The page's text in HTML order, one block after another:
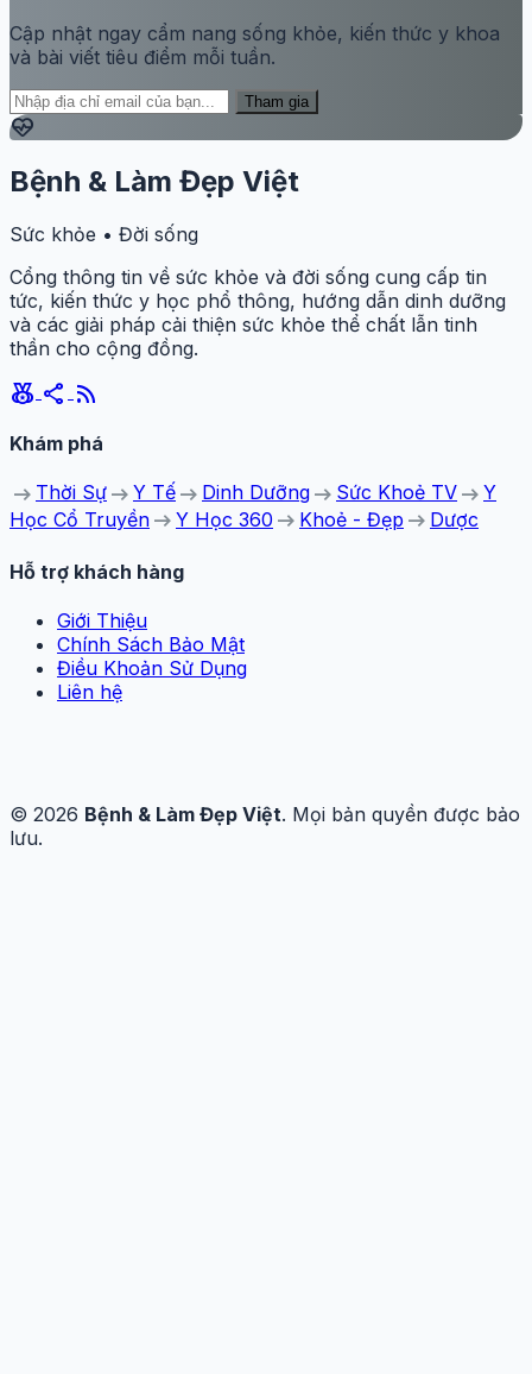
Cập nhật ngay cẩm nang sống khỏe, kiến thức y khoa
và bài viết tiêu điểm mỗi tuần.
Tham gia
ecg_heart
Bệnh & Làm Đẹp Việt
Sức khỏe • Đời sống
Cổng thông tin về sức khỏe và đời sống cung cấp tin
tức, kiến thức y học phổ thông, hướng dẫn dinh dưỡng
và các giải pháp cải thiện sức khỏe thể chất lẫn tinh
thần cho cộng đồng.
social_leaderboard share rss_feed
Khám phá
arrow_right_alt Thời Sự arrow_right_alt Y Tế arrow_right_alt Dinh Dưỡng arrow_right_alt Sức Khoẻ TV arrow_right_alt Y
Học Cổ Truyền arrow_right_alt Y Học 360 arrow_right_alt Khoẻ - Đẹp arrow_right_alt Dược
Hỗ trợ khách hàng
Giới Thiệu
Chính Sách Bảo Mật
Điều Khoản Sử Dụng
Liên hệ
© 2026 Bệnh & Làm Đẹp Việt. Mọi bản quyền được bảo
lưu.